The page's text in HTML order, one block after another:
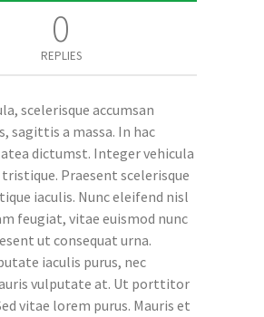
0
REPLIES
scelerisque accumsan
sagittis a massa. In hac
dictumst. Integer vehicula
Praesent scelerisque
iaculis. Nunc eleifend nisl
feugiat, vitae euismod nunc
ut consequat urna.
iaculis purus, nec
vulputate at. Ut porttitor
vitae lorem purus. Mauris et